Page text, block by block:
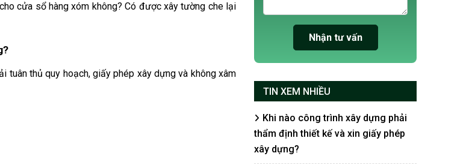
cửa sổ hàng xóm không? Có được xây tường che lại
tuân thủ quy hoạch, giấy phép xây dựng và không xâm
TIN XEM NHIỀU
Khi nào công trình xây dựng phải
thẩm định thiết kế và xin giấy phép
xây dựng?